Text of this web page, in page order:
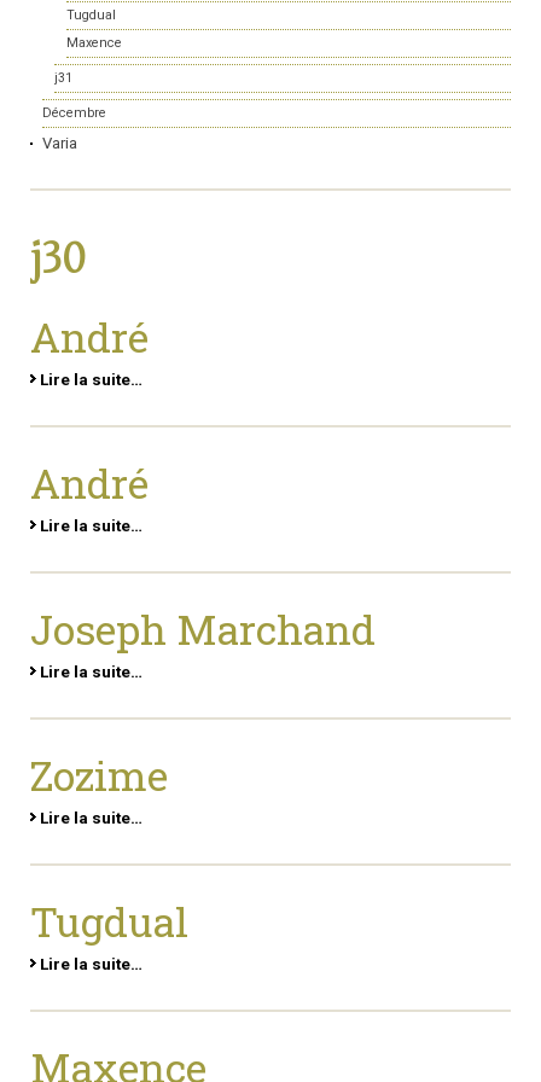
Tugdual
Maxence
j31
Décembre
Varia
j30
André
Lire la suite…
André
Lire la suite…
Joseph Marchand
Lire la suite…
Zozime
Lire la suite…
Tugdual
Lire la suite…
Maxence